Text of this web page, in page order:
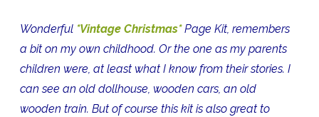
Wonderful *Vintage Christmas*Page Kit, remembers
a bit on my own childhood. Or the one as my parents
children were, at least what I know from their stories. I
can see an old dollhouse, wooden cars, an old
wooden train. But of course this kit is also great to